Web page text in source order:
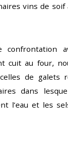
vins de soif
confrontation
cuit au four,
de galets
dans
l’eau et les